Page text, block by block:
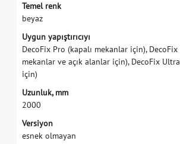
Temel renk
beyaz
Uygun yapıştırıcıyı
DecoFix Pro (kapalı mekanlar için), DecoFix
mekanlar ve açık alanlar için), DecoFix Ultra
için)
Uzunluk, mm
2000
Versiyon
esnek olmayan